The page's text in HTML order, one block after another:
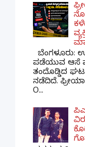
ಬೆಂಗಳೂರು:
ಪಡೆಯುವ ಆಸೆ
ತಂದೊಡ್ಡಿದ
ನಡೆದಿದೆ.
O...